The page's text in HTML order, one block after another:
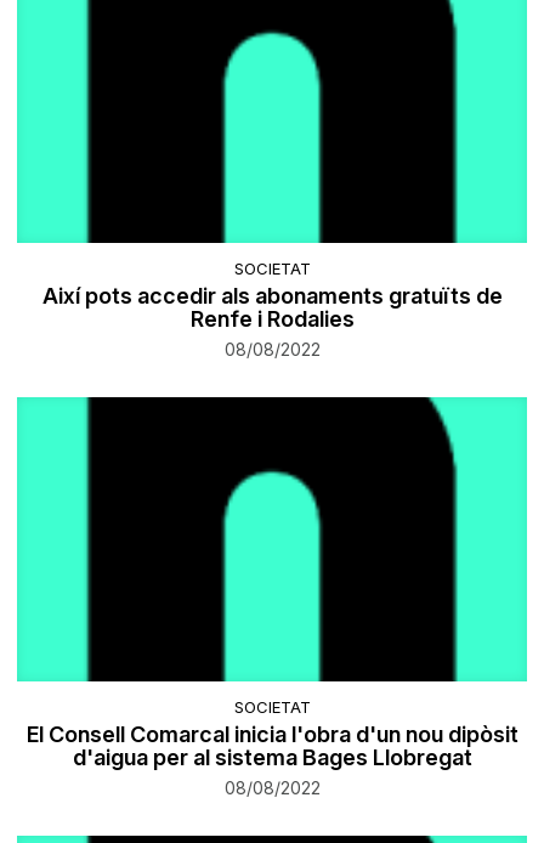
SOCIETAT
Així pots accedir als abonaments gratuïts de
Renfe i Rodalies
08/08/2022
SOCIETAT
El Consell Comarcal inicia l'obra d'un nou dipòsit
d'aigua per al sistema Bages Llobregat
08/08/2022